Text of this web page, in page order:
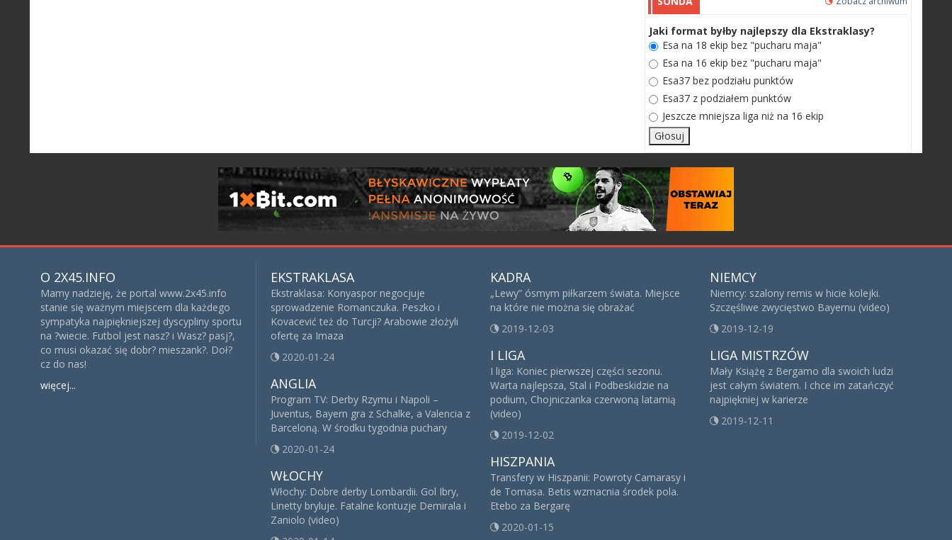
Jaki format byłby najlepszy dla Ekstraklasy?
Esa na 18 ekip bez "pucharu maja"
Esa na 16 ekip bez "pucharu maja"
Esa37 bez podziału punktów
Esa37 z podziałem punktów
Jeszcze mniejsza liga niż na 16 ekip
O 2X45.INFO
Mamy nadzieję, że portal www.2x45.info
stanie się ważnym miejscem dla każdego
sympatyka najpiękniejszej dyscypliny sportu
na ?wiecie. Futbol jest nasz? i Wasz? pasj?,
co musi okazać się dobr? mieszank?. Doł?
cz do nas!
więcej...
EKSTRAKLASA
Ekstraklasa: Konyaspor negocjuje
sprowadzenie Romanczuka. Peszko i
Kovacević też do Turcji? Arabowie złożyli
ofertę za Imaza
2020-01-24
ANGLIA
Program TV: Derby Rzymu i Napoli –
Juventus, Bayern gra z Schalke, a Valencia z
Barceloną. W środku tygodnia puchary
2020-01-24
WŁOCHY
Włochy: Dobre derby Lombardii. Gol Ibry,
Linetty bryluje. Fatalne kontuzje Demirala i
Zaniolo (video)
KADRA
„Lewy” ósmym piłkarzem świata. Miejsce
na które nie można się obrażać
2019-12-03
I LIGA
I liga: Koniec pierwszej części sezonu.
Warta najlepsza, Stal i Podbeskidzie na
podium, Chojniczanka czerwoną latarnią
(video)
2019-12-02
HISZPANIA
Transfery w Hiszpanii: Powroty Camarasy i
de Tomasa. Betis wzmacnia środek pola.
Etebo za Bergarę
2020-01-15
NIEMCY
Niemcy: szalony remis w hicie kolejki.
Szczęśliwe zwycięstwo Bayernu (video)
2019-12-19
LIGA MISTRZÓW
Mały Książę z Bergamo dla swoich ludzi
jest całym światem. I chce im zatańczyć
najpiękniej w karierze
2019-12-11